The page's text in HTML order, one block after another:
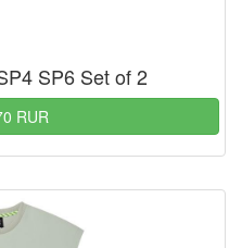
SP6 Set of 2
RUR